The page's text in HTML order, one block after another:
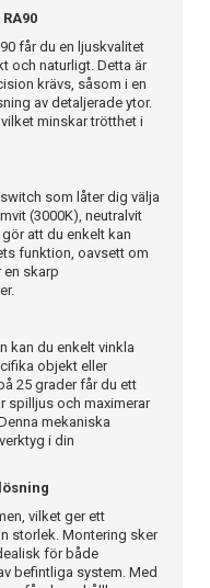
får du en ljuskvalitet
och naturligt. Detta är
krävs, såsom i en
av detaljerade ytor.
minskar trötthet i
som låter dig välja
(3000K), neutralvit
att du enkelt kan
funktion, oavsett om
en skarp
kan du enkelt vinkla
objekt eller
25 grader får du ett
spilljus och maximerar
mekaniska
i din
vilket ger ett
storlek. Montering sker
för både
befintliga system. Med